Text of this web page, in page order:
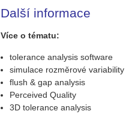
Další informace
Více o tématu:
tolerance analysis software
simulace rozměrové variability
flush & gap analysis
Perceived Quality
3D tolerance analysis